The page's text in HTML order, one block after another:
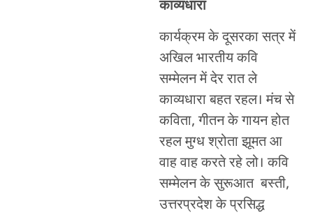
काव्यधारा
कार्यक्रम के दूसरका सत्र में
अखिल भारतीय कवि
सम्मेलन में देर रात ले
काव्यधारा बहत रहल। मंच से
कविता, गीतन के गायन होत
रहल मुग्ध श्रोता झूमत आ
वाह वाह करते रहे लो। कवि
सम्मेलन के सुरूआत बस्ती,
उत्तरप्रदेश के प्रसिद्ध